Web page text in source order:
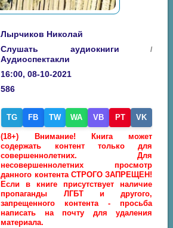
Лырчиков Николай
Слушать аудиокниги /
Аудиоспектакли
16:00, 08-10-2021
586
TG FB TW WA VB PT VK
(18+) Внимание! Книга может
содержать контент только для
совершеннолетних. Для
несовершеннолетних просмотр
данного контента СТРОГО ЗАПРЕЩЕН!
Если в книге присутствует наличие
пропаганды ЛГБТ и другого,
запрещенного контента - просьба
написать на почту для удаления
материала.